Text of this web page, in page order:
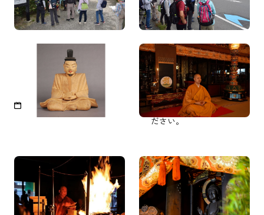
通年（土、日曜・祝日）
和歌山県立博物館特別展
「聖地巡礼 高野と熊野」
2024年6月15日（土）～2025
年3月9日（日）
西禅院の阿字観
毎日都合により開催できな
いことがございます。開催
日は事前にお問い合わせく
ださい。
清浄心院 護摩行体験＆
寺院見学
毎日都合により中止・時間
清浄心院 寺院見学
毎日 都合により中止する
可能性があります。